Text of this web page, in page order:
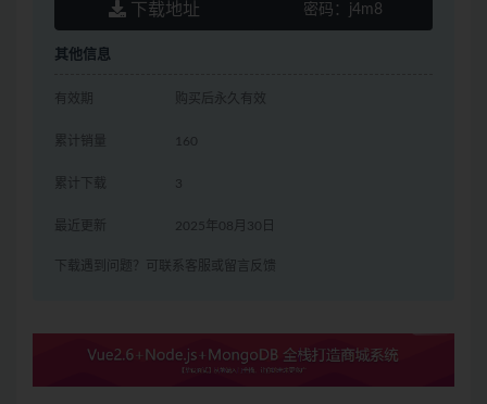
下载地址 密码： j4m8
其他信息
有效期 购买后永久有效
累计销量 160
累计下载 3
最近更新 2025年08月30日
下载遇到问题？可联系客服或留言反馈